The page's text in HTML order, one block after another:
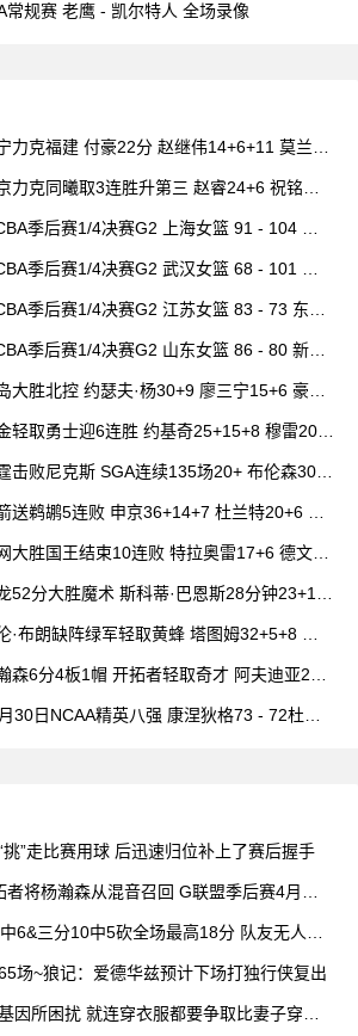
常规赛 老鹰 - 凯尔特人 全场录像
力克福建 付豪22分 赵继伟14+6+11 莫兰德
力克同曦取3连胜升第三 赵睿24+6 祝铭震1
季后赛1/4决赛G2 上海女篮 91 - 104 四
季后赛1/4决赛G2 武汉女篮 68 - 101 山
季后赛1/4决赛G2 江苏女篮 83 - 73 东莞
季后赛1/4决赛G2 山东女篮 86 - 80 新疆
大胜北控 约瑟夫·杨30+9 廖三宁15+6 豪斯
轻取勇士迎6连胜 约基奇25+15+8 穆雷20+
击败尼克斯 SGA连续135场20+ 布伦森30分
送鹈鹕5连败 申京36+14+7 杜兰特20+6 锡
大胜国王结束10连败 特拉奥雷17+6 德文·
52分大胜魔术 斯科蒂·巴恩斯28分钟23+15
·布朗缺阵绿军轻取黄蜂 塔图姆32+5+8 普
森6分4板1帽 开拓者轻取奇才 阿夫迪亚20+
30日NCAA精英八强 康涅狄格73 - 72杜克
”走比赛用球 后迅速归位补上了赛后握手
将杨瀚森从混音召回 G联盟季后赛4月开
6&三分10中5砍全场最高18分 队友无人上
场~狼记：爱德华兹预计下场打独行侠复出
因所困扰 就连穿衣服都要争取比妻子穿得